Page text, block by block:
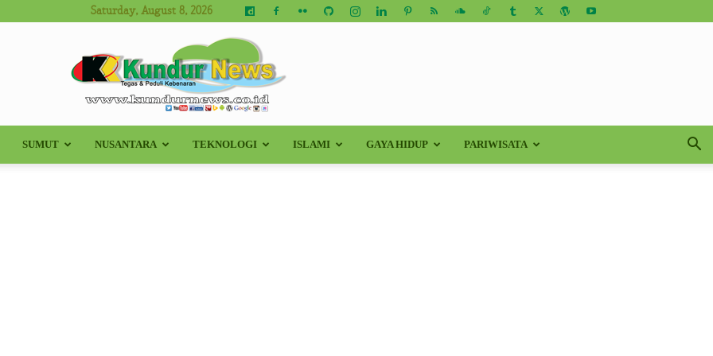
Saturday, August 8, 2026
Kundur
SUMUT NUSANTARA TEKNOLOGI ISLAMI GAYA HIDUP PARIWISATA